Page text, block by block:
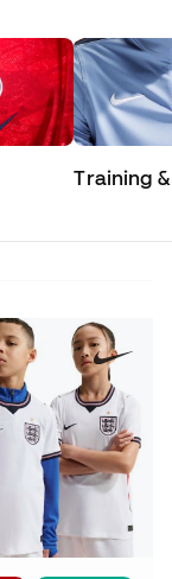
Training